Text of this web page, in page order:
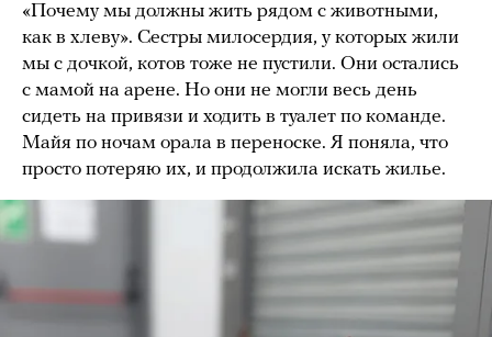
«Почему мы должны жить рядом с животными,
как в хлеву». Сестры милосердия, у которых жили
мы с дочкой, котов тоже не пустили. Они остались
с мамой на арене. Но они не могли весь день
сидеть на привязи и ходить в туалет по команде.
Майя по ночам орала в переноске. Я поняла, что
просто потеряю их, и продолжила искать жилье.